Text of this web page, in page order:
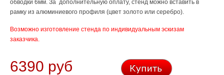
обводки 6мм. За дополнительную оплату, стенд можно вставить в
рамку из алюминиевого профиля (цвет золото или серебро).
Возможно изготовление стенда по индивидуальным эскизам
заказчика.
6390 руб